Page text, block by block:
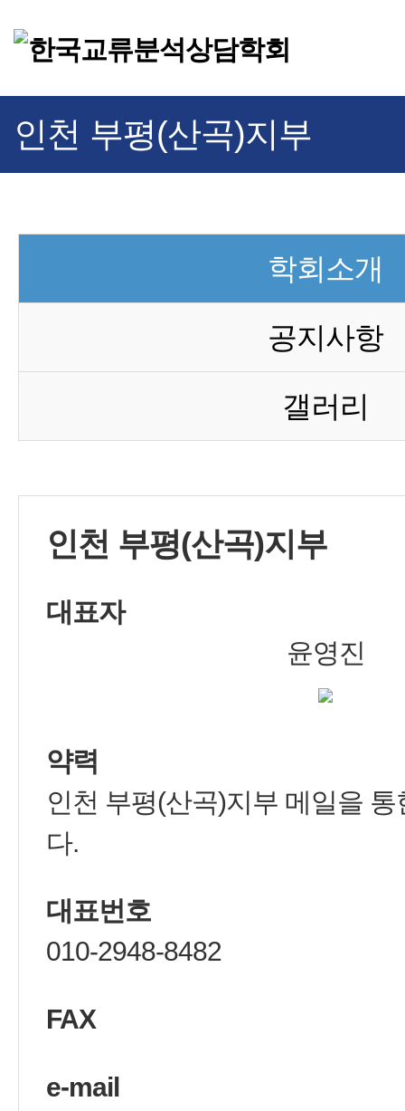
인천 부평(산곡)지부
학회소개
공지사항
갤러리
인천 부평(산곡)지부
대표자
윤영진
약력
인천 부평(산곡)지부 메일을
다.
대표번호
010-2948-8482
FAX
e-mail